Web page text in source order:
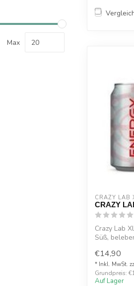
Max
CRAZY LAB
CRAZY
Crazy Lab
Süß,
€14,90
* Inkl. MwSt.
Grundpreis:
Auf Lager